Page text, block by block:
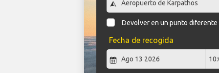
Devolver en un punto diferente
Fecha de recogida